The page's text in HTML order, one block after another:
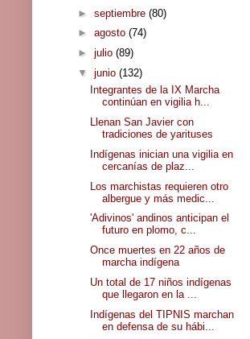
► septiembre (80)
► agosto (74)
► julio (89)
▼ junio (132)
Integrantes de la IX Marcha
continúan en vigilia h...
Llenan San Javier con
tradiciones de yarituses
Indígenas inician una vigilia en
cercanías de plaz...
Los marchistas requieren otro
albergue y más medic...
'Adivinos' andinos anticipan el
futuro en plomo, c...
Once muertes en 22 años de
marcha indígena
Un total de 17 niños indígenas
que llegaron en la ...
Indígenas del TIPNIS marchan
en defensa de su hábi...